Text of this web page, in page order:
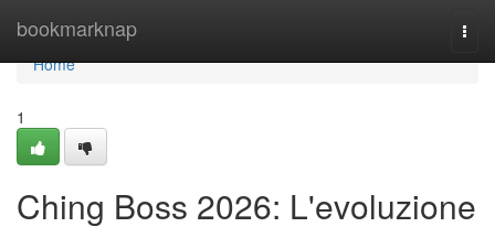
bookmarknap
Home
Home
1
Ching Boss 2026: L'evoluzione